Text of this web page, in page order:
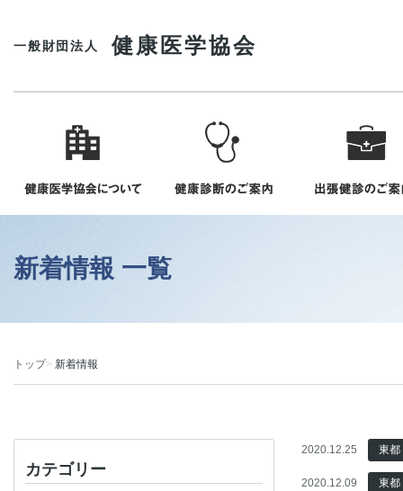
一般財団法人 健康医学協会
新着情報 一覧
トップ 新着情報
カテゴリー
2020.12.25 東都
2020.12.09 東都